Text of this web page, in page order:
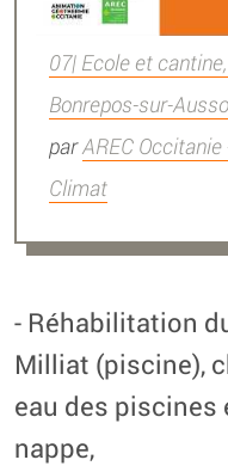
07| Ecole et
Bonrepos-sur-
parAREC
Climat
- Réhabilitation
Milliat (piscine),
eau des piscines
nappe,